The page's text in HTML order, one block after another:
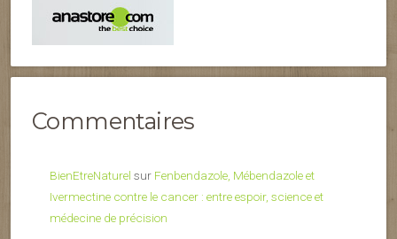
Commentaires
BienEtreNaturel sur Fenbendazole, Mébendazole et
Ivermectine contre le cancer : entre espoir, science et
médecine de précision